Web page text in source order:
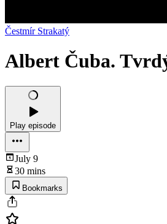
Čestmír Strakatý
Albert Čuba.
Play episode
July 9
30 mins
Bookmarks